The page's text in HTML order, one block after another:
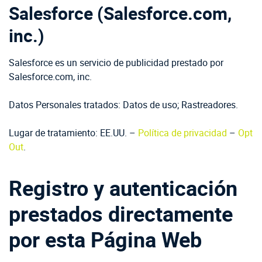
Salesforce (Salesforce.com,
inc.)
Salesforce es un servicio de publicidad prestado por
Salesforce.com, inc.
Datos Personales tratados: Datos de uso; Rastreadores.
Lugar de tratamiento: EE.UU. – Política de privacidad – Opt
Out.
Registro y autenticación
prestados directamente
por esta Página Web